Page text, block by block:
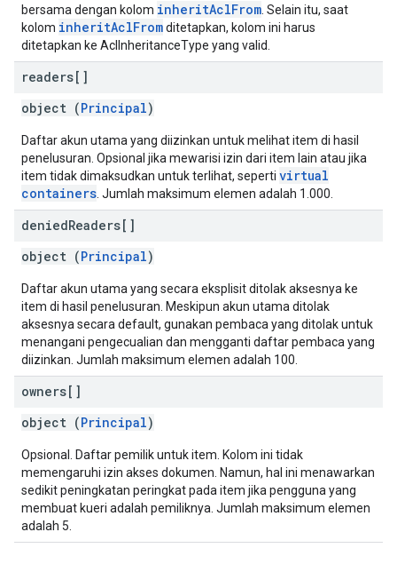
bersama dengan kolom inheritAclFrom . Selain itu, saat
kolom inheritAclFromditetapkan, kolom ini harus
ditetapkan ke AclInheritanceType yang valid.
readers[]
object (Principal)
Daftar akun utama yang diizinkan untuk melihat item di hasil
penelusuran. Opsional jika mewarisi izin dari item lain atau jika
item tidak dimaksudkan untuk terlihat, seperti virtual
containers . Jumlah maksimum elemen adalah 1.000.
deniedReaders[]
object (Principal)
Daftar akun utama yang secara eksplisit ditolak aksesnya ke
item di hasil penelusuran. Meskipun akun utama ditolak
aksesnya secara default, gunakan pembaca yang ditolak untuk
menangani pengecualian dan mengganti daftar pembaca yang
diizinkan. Jumlah maksimum elemen adalah 100.
owners[]
object (Principal)
Opsional. Daftar pemilik untuk item. Kolom ini tidak
memengaruhi izin akses dokumen. Namun, hal ini menawarkan
sedikit peningkatan peringkat pada item jika pengguna yang
membuat kueri adalah pemiliknya. Jumlah maksimum elemen
adalah 5.